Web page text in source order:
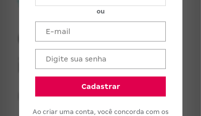
ou
Cadastrar
Ao criar uma conta, você concorda com os
Comunicação
inclusiva
Projeto institucional